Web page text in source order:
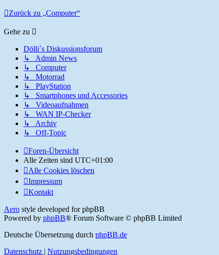
Zurück zu „Computer“
Gehe zu
Dölli`s Diskussionsforum
↳ Admin News
↳ Computer
↳ Motorrad
↳ PlayStation
↳ Smartphones und Accessories
↳ Videoaufnahmen
↳ WAN IP-Checker
↳ Archiv
↳ Off-Topic
Foren-Übersicht
Alle Zeiten sind UTC+01:00
Alle Cookies löschen
Impressum
Kontakt
Aero style developed for phpBB
Powered by phpBB® Forum Software © phpBB Limited
Deutsche Übersetzung durch phpBB.de
Datenschutz | Nutzungsbedingungen